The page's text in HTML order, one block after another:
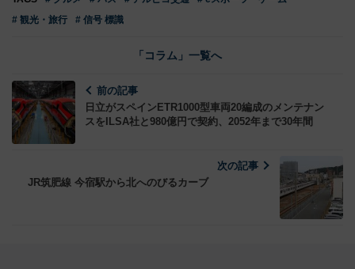
# 観光・旅行
# 信号 標識
「コラム」一覧へ
前の記事
日立がスペインETR1000型車両20編成のメンテナン
スをILSA社と980億円で契約、2052年まで30年間
次の記事
JR筑肥線 今宿駅から北へのびるカーブ